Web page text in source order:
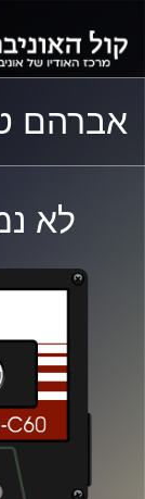
התפריט
הראשי
התוכן
הראשי
אברהם
לא